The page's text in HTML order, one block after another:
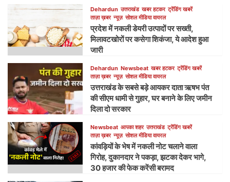
Dehardun उत्तराखंड खबर हटकर ट्रेंडिंग खबरें
ताज़ा ख़बर न्यूज़ सोशल मीडिया वायरल
प्रदेश में नकली डेयरी उत्पादों पर सख्ती,
मिलावटखोरों पर कसेगा शिकंजा, ये आदेश हुआ
जारी
Dehardun Newsbeat खबर हटकर ट्रेंडिंग खबरें
ताज़ा ख़बर न्यूज़ सोशल मीडिया वायरल
उत्तराखंड के सबसे बड़े आयकर दाता ऋषभ पंत
की सीएम धामी से गुहार, घर बनाने के लिए जमीन
दिला दो सरकार
Newsbeat आपका शहर उत्तराखंड ट्रेंडिंग खबरें
ताज़ा ख़बर न्यूज़ सोशल मीडिया वायरल
कांवड़ियों के भेष में नकली नोट चलाने वाला
गिरोह, दुकानदार ने पकड़ा, झटका देकर भागे,
30 हजार की फेक करेंसी बरामद